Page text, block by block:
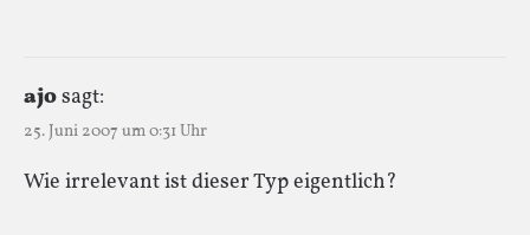
ajosagt:
25. Juni 2007 um 0:31 Uhr
Wie irrelevant ist dieser Typ eigentlich?